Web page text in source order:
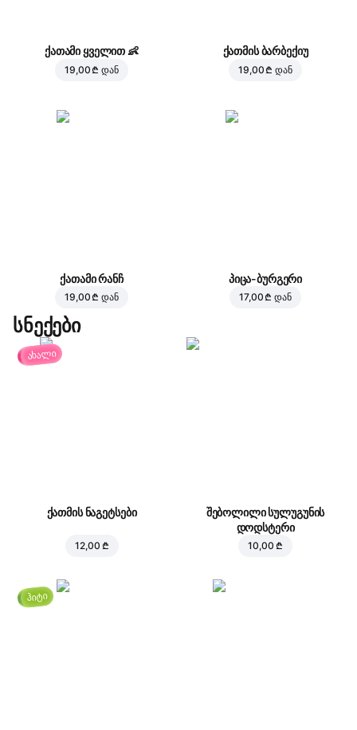
ქათამი ყველით👶
19,00 ₾ დან
ქათმის ბარბექიუ
19,00 ₾ დან
ქათამი რანჩ
19,00 ₾ დან
პიცა-ბურგერი
17,00 ₾ დან
სნექები
ახალი
ქათმის ნაგეტსები
12,00 ₾
შებოლილი სულუგუნის
დოდსტერი
10,00 ₾
ჰიტი